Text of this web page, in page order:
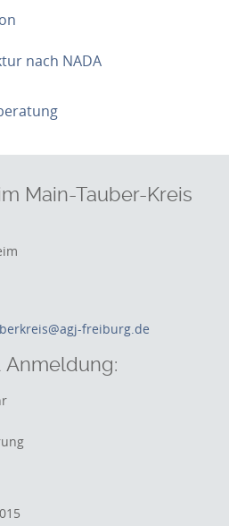
Main-Tauber-Kreis
freiburg.de
Anmeldung: